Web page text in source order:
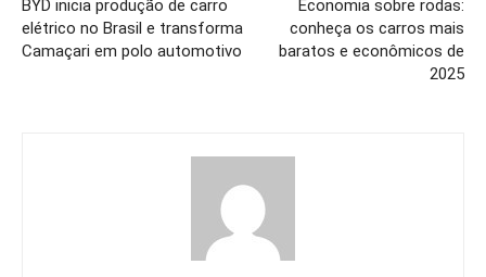
BYD inicia produção de carro
elétrico no Brasil e transforma
Camaçari em polo automotivo
Economia sobre rodas:
conheça os carros mais
baratos e econômicos de
2025